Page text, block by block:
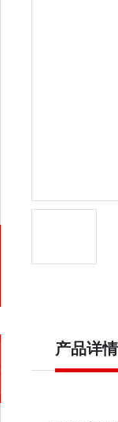
产品详情